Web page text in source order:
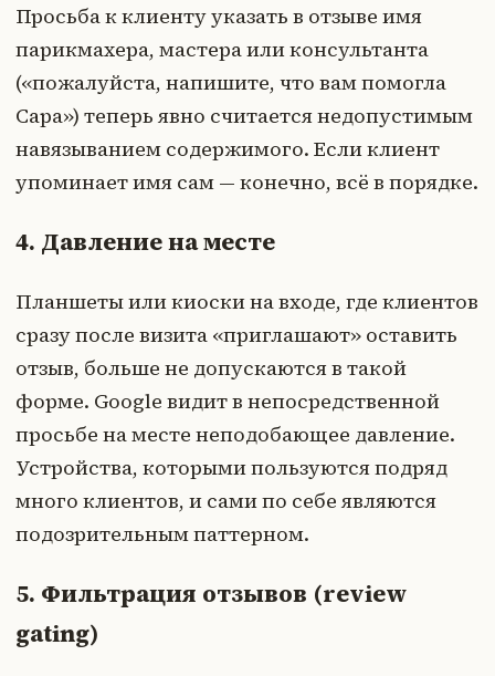
Просьба к клиенту указать в отзыве имя
парикмахера, мастера или консультанта
(«пожалуйста, напишите, что вам помогла
Сара») теперь явно считается недопустимым
навязыванием содержимого. Если клиент
упоминает имя сам — конечно, всё в порядке.
4. Давление на месте
Планшеты или киоски на входе, где клиентов
сразу после визита «приглашают» оставить
отзыв, больше не допускаются в такой
форме. Google видит в непосредственной
просьбе на месте неподобающее давление.
Устройства, которыми пользуются подряд
много клиентов, и сами по себе являются
подозрительным паттерном.
5. Фильтрация отзывов (review
gating)